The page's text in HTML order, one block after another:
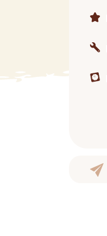
Spray corporel